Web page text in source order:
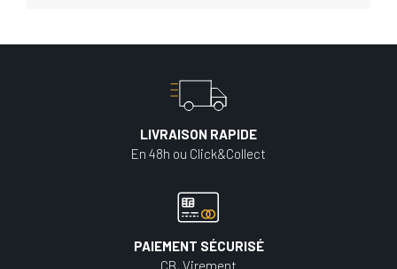
LIVRAISON RAPIDE
En 48h ou Click&Collect
PAIEMENT SÉCURISÉ
CB, Virement